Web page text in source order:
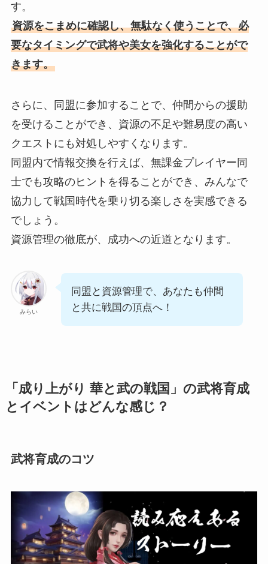
す。
資源をこまめに確認し、無駄なく使うことで、必
要なタイミングで武将や美女を強化することがで
きます。
さらに、同盟に参加することで、仲間からの援助
を受けることができ、資源の不足や難易度の高い
クエストにも対処しやすくなります。
同盟内で情報交換を行えば、無課金プレイヤー同
士でも攻略のヒントを得ることができ、みんなで
協力して戦国時代を乗り切る楽しさを実感できる
でしょう。
資源管理の徹底が、成功への近道となります。
みらい
同盟と資源管理で、あなたも仲間
と共に戦国の頂点へ！
「成り上がり 華と武の戦国」の武将育成
とイベントはどんな感じ？
武将育成のコツ